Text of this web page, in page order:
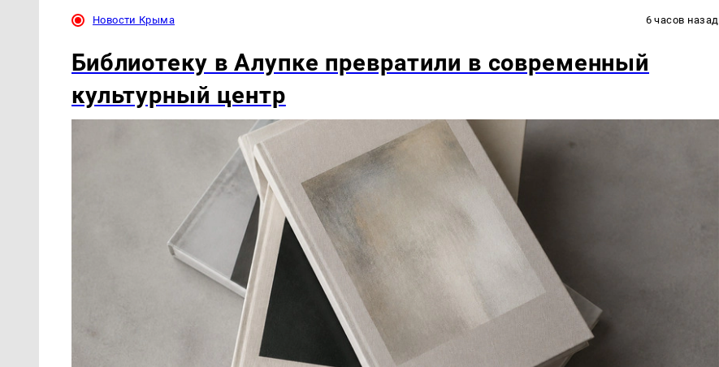
Новости Крыма 6 часов назад
Библиотеку в Алупке превратили в современный
культурный центр